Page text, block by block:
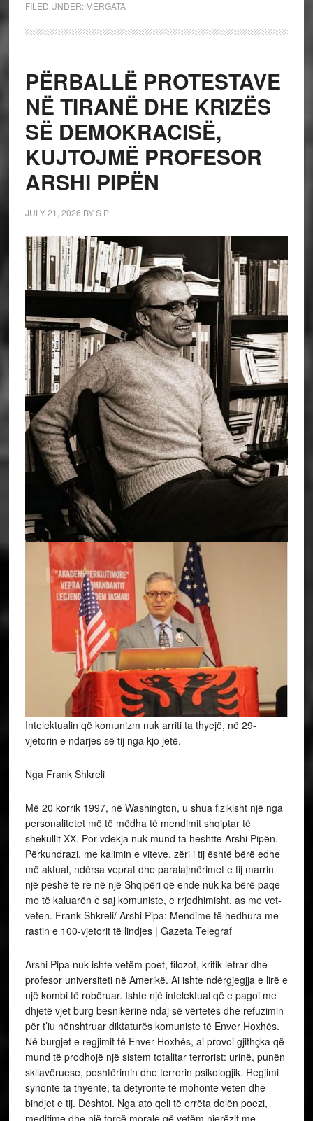
FILED UNDER: MERGATA
PËRBALLË PROTESTAVE
NË TIRANË DHE KRIZËS
SË DEMOKRACISË,
KUJTOJMË PROFESOR
ARSHI PIPËN
JULY 21, 2026 BYS P
Intelektualin që komunizm nuk arriti ta thyejë, në 29-
vjetorin e ndarjes së tij nga kjo jetë.
Nga Frank Shkreli
Më 20 korrik 1997, në Washington, u shua fizikisht një nga
personalitetet më të mëdha të mendimit shqiptar të
shekullit XX. Por vdekja nuk mund ta heshtte Arshi Pipën.
Përkundrazi, me kalimin e viteve, zëri i tij është bërë edhe
më aktual, ndërsa veprat dhe paralajmërimet e tij marrin
një peshë të re në një Shqipëri që ende nuk ka bërë paqe
me të kaluarën e saj komuniste, e rrjedhimisht, as me vet-
veten. Frank Shkreli/ Arshi Pipa: Mendime të hedhura me
rastin e 100-vjetorit të lindjes | Gazeta Telegraf
Arshi Pipa nuk ishte vetëm poet, filozof, kritik letrar dhe
profesor universiteti në Amerikë. Ai ishte ndërgjegjja e lirë e
një kombi të robëruar. Ishte një intelektual që e pagoi me
dhjetë vjet burg besnikërinë ndaj së vërtetës dhe refuzimin
për t’iu nënshtruar diktaturës komuniste të Enver Hoxhës.
Në burgjet e regjimit të Enver Hoxhës, ai provoi gjithçka që
mund të prodhojë një sistem totalitar terrorist: urinë, punën
skllavëruese, poshtërimin dhe terrorin psikologjik. Regjimi
synonte ta thyente, ta detyronte të mohonte veten dhe
bindjet e tij. Dështoi. Nga ato qeli të errëta dolën poezi,